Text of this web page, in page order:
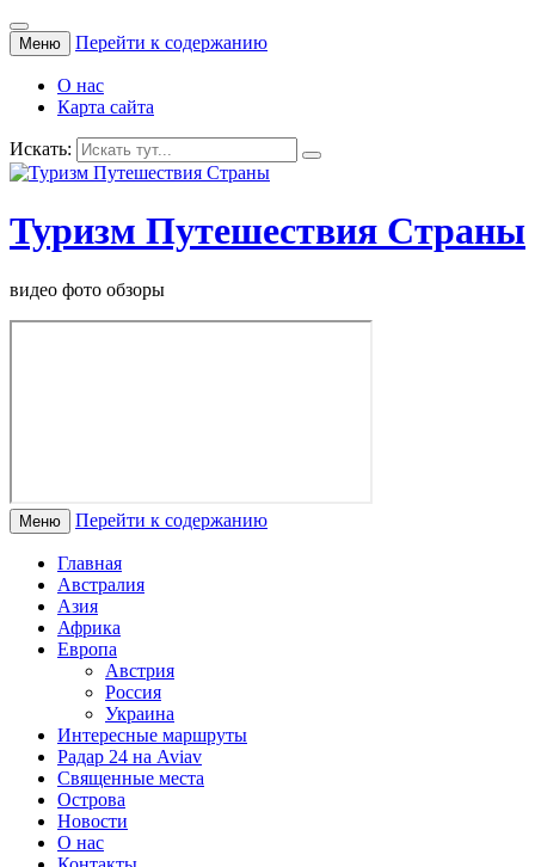
Меню Перейти к содержанию
О нас
Карта сайта
Искать:
Туризм Путешествия Страны
видео фото обзоры
Меню Перейти к содержанию
Главная
Австралия
Азия
Африка
Европа
Австрия
Россия
Украина
Интересные маршруты
Радар 24 на Aviav
Священные места
Острова
Новости
О нас